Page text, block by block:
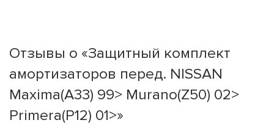
Отзывы о «Защитный комплект
амортизаторов перед. NISSAN
Maxima(A33) 99> Murano(Z50) 02>
Primera(P12) 01>»